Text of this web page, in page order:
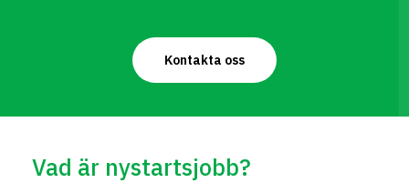
Kontakta oss
Vad är nystartsjobb?